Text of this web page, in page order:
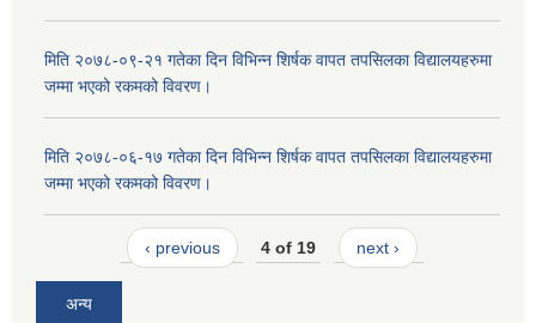
मिति २०७८-०९-२१ गतेका दिन विभिन्न शिर्षक वापत तपसिलका विद्यालयहरुमा
जम्मा भएको रकमको विवरण।
मिति २०७८-०६-१७ गतेका दिन विभिन्न शिर्षक वापत तपसिलका विद्यालयहरुमा
जम्मा भएको रकमको विवरण।
‹ previous 4 of 19 next ›
अन्य